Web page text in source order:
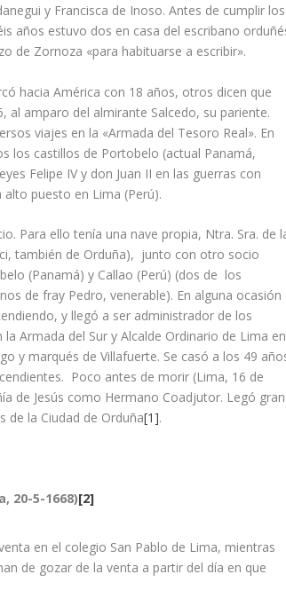
y Francisca de Inoso. Antes de cumplir los
años estuvo dos en casa del escribano
de Zornoza «para habituarse a escribir».
hacia América con 18 años, otros dicen que
al amparo del almirante Salcedo, su pariente.
viajes en la «Armada del Tesoro Real». En
los castillos de Portobelo (actual Panamá,
Felipe IV y don Juan II en las guerras con
puesto en Lima (Perú).
Para ello tení­a una nave propia, Ntra. Sra. de
también de Orduña), junto con otro socio
(Panamá) y Callao (Perú) (dos de los
de fray Pedro, venerable). En alguna ocasión
y llegó a ser administrador de los
Armada del Sur y Alcalde Ordinario de Lima en
y marqués de Villafuerte. Se casó a los 49
Poco antes de morir (Lima, 16 de
de Jesús como Hermano Coadjutor. Legó gran
de la Ciudad de Orduña[1].
20-5-1668)[2]
en el colegio San Pablo de Lima, mientras
de gozar de la venta a partir del dí­a en que